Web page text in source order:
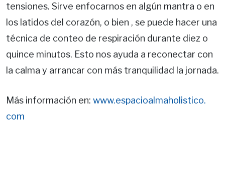
tensiones. Sirve enfocarnos en algún mantra o en
los latidos del corazón, o bien , se puede hacer una
técnica de conteo de respiración durante diez o
quince minutos. Esto nos ayuda a reconectar con
la calma y arrancar con más tranquilidad la jornada.
Más información en: www.espacioalmaholistico.
com